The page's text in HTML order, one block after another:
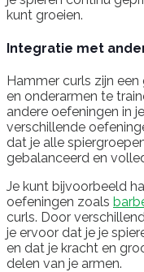
kunt groeien.
Integratie met
Hammer curls zijn
en onderarmen te
andere oefeningen in
verschillende
dat je alle
gebalanceerd en
Je kunt bijvoorbeeld
oefeningen zoals
curls. Door
je ervoor dat je je
en dat je kracht en
delen van je armen.